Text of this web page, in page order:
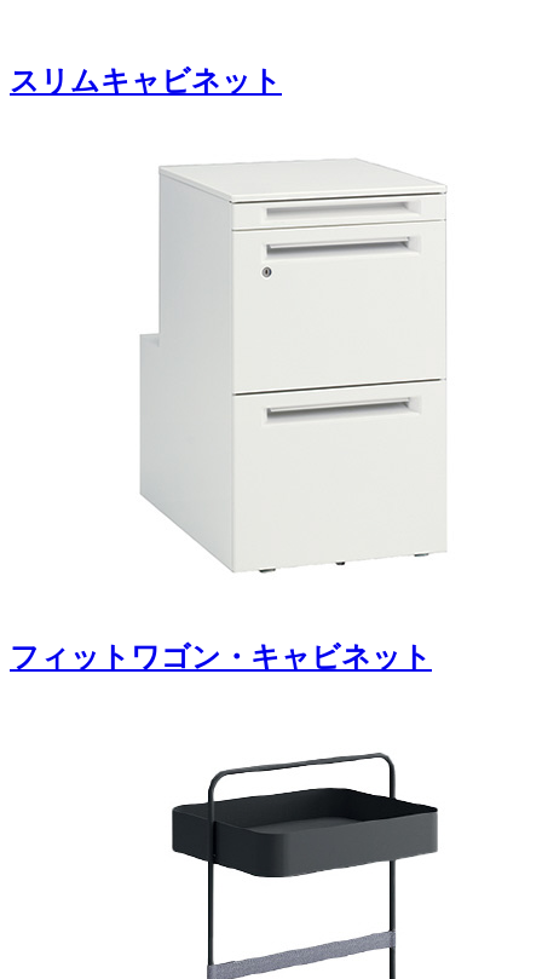
スリムキャビネット
フィットワゴン・キャビネット